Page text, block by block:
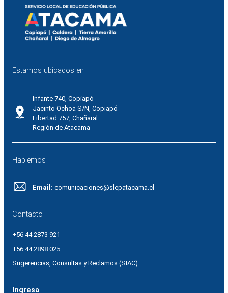
Estamos ubicados en
Infante 740, Copiapó
Jacinto Ochoa S/N, Copiapó
Libertad 757, Chañaral
Región de Atacama
Hablemos
Email: comunicaciones@slepatacama.cl
Contacto
+56 44 2873 921
+56 44 2898 025
Sugerencias, Consultas y Reclamos (SIAC)
Ingresa